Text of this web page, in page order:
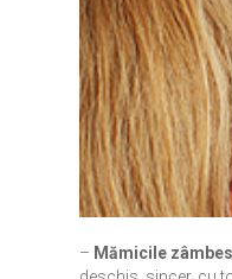
– Mămicile